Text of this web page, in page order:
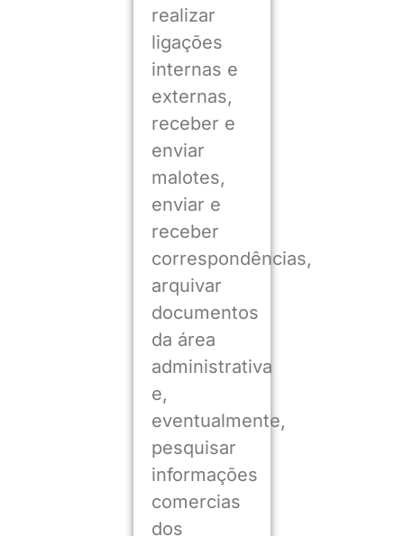
realizar
ligações
internas e
externas,
receber e
enviar
malotes,
enviar e
receber
correspondências,
arquivar
documentos
da área
administrativa
e,
eventualmente,
pesquisar
informações
comercias
dos